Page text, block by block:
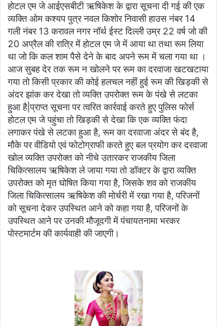
होटल एम जे आईएसबीटी ऋषिकेश के द्वारा सूचना दी गई की एक
व्यक्ति ओम कश्यप पुत्र नवल किशोर निवासी हाउस नंबर 14
गली नंबर 13 करावल नगर नॉर्थ ईस्ट दिल्ली उम्र 22 वर्ष जो की
20 अप्रैल की रात्रि में होटल एम जे में आया था तथा रूम लिया
था जो कि कल शाम पैसे देने के बाद अपने रूम में चला गया था ।
आज सुबह देर तक रूम न खोलने पर रूम का दरवाजा खटखटाया
गया तो किसी प्रकार की कोई हलचल नहीं हुई रूम की खिड़की से
अंदर झांक कर देखा तो व्यक्ति उपरोक्त रूम के पंखे से लटका
हुआ है|प्राप्त सूचना पर त्वरित कार्रवाई करते हुए पुलिस फोर्स
होटल एम जे पहुंचा तो खिड़की से देखा कि एक व्यक्ति फंदा
लगाकर पंखे से लटका हुआ है, रूम का दरवाजा अंदर से बंद है,
मौके पर वीडियो एवं फोटोग्राफी करते हुए बल प्रयोग कर दरवाजा
खोल व्यक्ति उपरोक्त को नीचे उतारकर राजकीय जिला
चिकित्सालय ऋषिकेश ले जाया गया तो डॉक्टर के द्वारा व्यक्ति
उपरोक्त को मृत घोषित किया गया है, जिसके शव को राजकीय
जिला चिकित्सालय ऋषिकेश की मोर्चरी में रखा गया है, परिजनों
को सूचना देकर उपस्थित आने को कहा गया है, परिजनों के
उपस्थित आने पर उनकी मौजूदगी में पंचायतनामा भरकर
पोस्टमार्टम की कार्यवाही की जाएगी।